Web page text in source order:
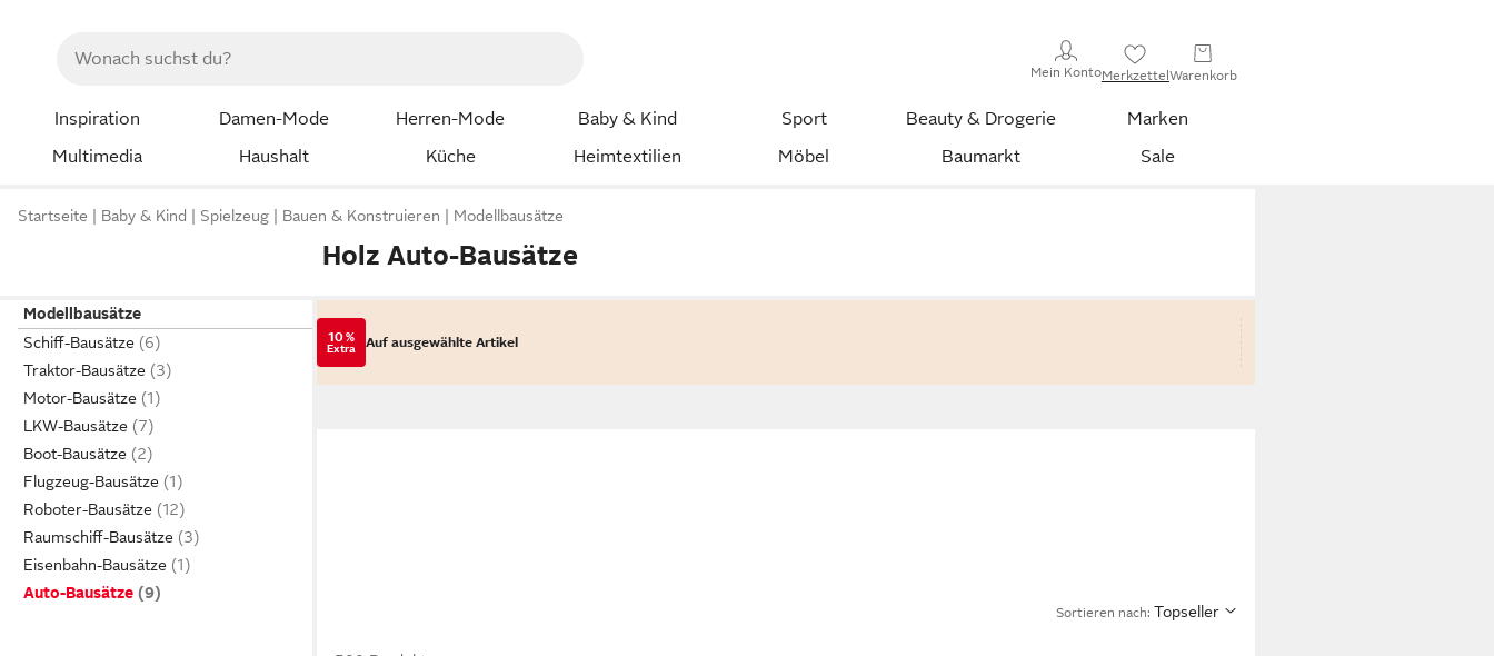
Mein KontoMerkzettelWarenkorb
Inspiration Damen-Mode Herren-Mode Baby & Kind Sport Beauty & Drogerie
Marken
Multimedia
Haushalt Küche Heimtextilien Möbel Baumarkt Sale
Startseite Baby & Kind Spielzeug Bauen & Konstruieren Modellbausätze
Holz Auto-Bausätze
Modellbausätze
Schiff-Bausätze
Traktor-Bausätze
Motor-Bausätze
LKW-Bausätze
Boot-Bausätze
Flugzeug-Bausätze
Roboter-Bausätze
Raumschiff-Bausätze
Eisenbahn-Bausätze
Auto-Bausätze
10 %
Extra Auf ausgewählte Artikel
Sortieren nach: Topseller